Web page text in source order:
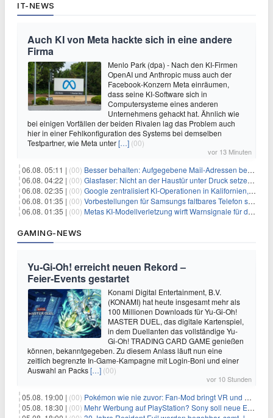
IT-NEWS
Auch KI von Meta hackte sich in eine andere
Firma
Menlo Park (dpa) - Nach den KI-Firmen
OpenAI und Anthropic muss auch der
Facebook-Konzern Meta einräumen,
dass seine KI-Software sich in
Computersysteme eines anderen
Unternehmens gehackt hat. Ähnlich wie
bei einigen Vorfällen der beiden Rivalen lag das Problem auch
hier in einer Fehlkonfiguration des Systems bei demselben
Testpartner, wie Meta unter[…] (00)
vor 13 Minuten
06.08. 05:11 | (00) Besser behalten: Aufgegebene Mail-Adressen bergen Gefahren
06.08. 04:22 | (00) Glasfaser: Nicht an der Haustür unter Druck setzen lassen
06.08. 02:35 | (00) Google zentralisiert KI-Operationen in Kalifornien, um Rivale Anthropic und OpenAI zu überholen
06.08. 01:35 | (00) Vorbestellungen für Samsungs faltbares Telefon steigen um 30 % in einem wettbewerbsintensiven Markt
06.08. 01:35 | (00) Metas KI-Modellverletzung wirft Warnsignale für die Technologieaufsicht auf
GAMING-NEWS
Yu‑Gi‑Oh! erreicht neuen Rekord –
Feier‑Events gestartet
Konami Digital Entertainment, B.V.
(KONAMI) hat heute insgesamt mehr als
100 Millionen Downloads für Yu-Gi-Oh!
MASTER DUEL, das digitale Kartenspiel,
in dem Duellanten das vollständige Yu-
Gi-Oh! TRADING CARD GAME genießen
können, bekanntgegeben. Zu diesem Anlass läuft nun eine
zeitlich begrenzte In-Game-Kampagne mit Login-Boni und einer
Auswahl an Packs[…] (00)
vor 10 Stunden
05.08. 19:00 | (00) Pokémon wie nie zuvor: Fan-Mod bringt VR und Ego-Perspektive nach Kanto
05.08. 18:30 | (00) Mehr Werbung auf PlayStation? Sony soll neue Einnahmequellen prüfen